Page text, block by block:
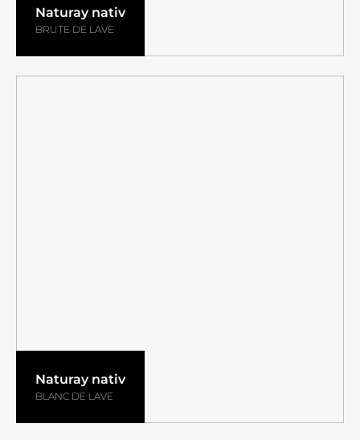
Naturay nativ
BRUTE DE LAVE
Naturay nativ
BLANC DE LAVE